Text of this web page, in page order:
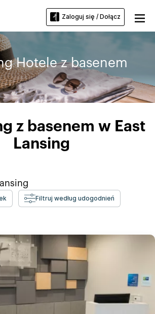
Zaloguj się / Dołącz
Hotele z basenem
z basenem w East
Lansing
Filtruj według udogodnień